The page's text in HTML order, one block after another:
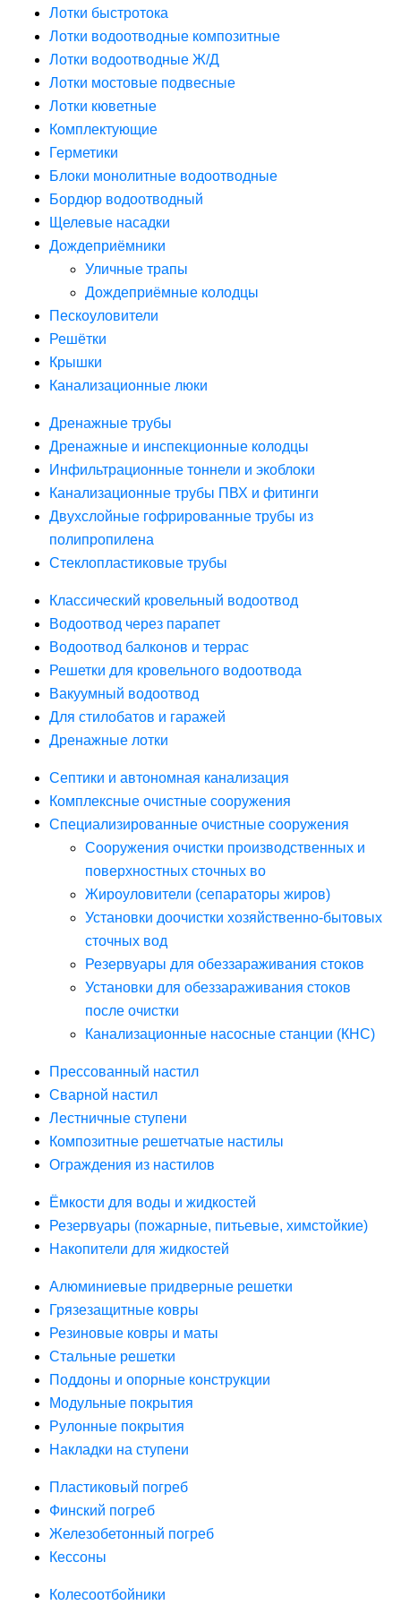
Лотки быстротока
Лотки водоотводные композитные
Лотки водоотводные Ж/Д
Лотки мостовые подвесные
Лотки кюветные
Комплектующие
Герметики
Блоки монолитные водоотводные
Бордюр водоотводный
Щелевые насадки
Дождеприёмники
Уличные трапы
Дождеприёмные колодцы
Пескоуловители
Решётки
Крышки
Канализационные люки
Дренажные трубы
Дренажные и инспекционные колодцы
Инфильтрационные тоннели и экоблоки
Канализационные трубы ПВХ и фитинги
Двухслойные гофрированные трубы из
полипропилена
Стеклопластиковые трубы
Классический кровельный водоотвод
Водоотвод через парапет
Водоотвод балконов и террас
Решетки для кровельного водоотвода
Вакуумный водоотвод
Для стилобатов и гаражей
Дренажные лотки
Септики и автономная канализация
Комплексные очистные сооружения
Специализированные очистные сооружения
Сооружения очистки производственных и
поверхностных сточных во
Жироуловители (сепараторы жиров)
Установки доочистки хозяйственно-бытовых
сточных вод
Резервуары для обеззараживания стоков
Установки для обеззараживания стоков
после очистки
Канализационные насосные станции (КНС)
Прессованный настил
Сварной настил
Лестничные ступени
Композитные решетчатые настилы
Ограждения из настилов
Ёмкости для воды и жидкостей
Резервуары (пожарные, питьевые, химстойкие)
Накопители для жидкостей
Алюминиевые придверные решетки
Грязезащитные ковры
Резиновые ковры и маты
Стальные решетки
Поддоны и опорные конструкции
Модульные покрытия
Рулонные покрытия
Накладки на ступени
Пластиковый погреб
Финский погреб
Железобетонный погреб
Кессоны
Колесоотбойники